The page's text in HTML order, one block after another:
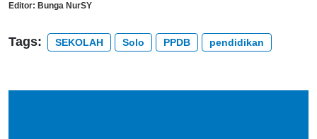
Editor: Bunga NurSY
Tags: SEKOLAH Solo PPDB pendidikan